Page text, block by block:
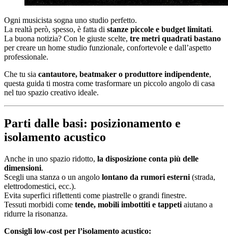
Ogni musicista sogna uno studio perfetto.
La realtà però, spesso, è fatta di stanze piccole e budget limitati.
La buona notizia? Con le giuste scelte, tre metri quadrati bastano
per creare un home studio funzionale, confortevole e dall’aspetto
professionale.
Che tu sia cantautore, beatmaker o produttore indipendente,
questa guida ti mostra come trasformare un piccolo angolo di casa
nel tuo spazio creativo ideale.
Parti dalle basi: posizionamento e
isolamento acustico
Anche in uno spazio ridotto, la disposizione conta più delle
dimensioni.
Scegli una stanza o un angolo lontano da rumori esterni (strada,
elettrodomestici, ecc.).
Evita superfici riflettenti come piastrelle o grandi finestre.
Tessuti morbidi come tende, mobili imbottiti e tappeti aiutano a
ridurre la risonanza.
Consigli low-cost per l’isolamento acustico: